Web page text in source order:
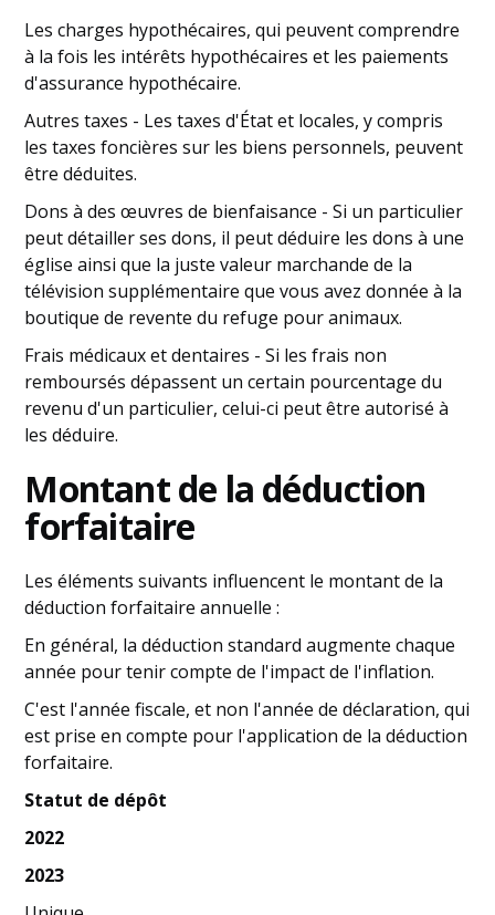
Les charges hypothécaires, qui peuvent comprendre
à la fois les intérêts hypothécaires et les paiements
d'assurance hypothécaire.
Autres taxes - Les taxes d'État et locales, y compris
les taxes foncières sur les biens personnels, peuvent
être déduites.
Dons à des œuvres de bienfaisance - Si un particulier
peut détailler ses dons, il peut déduire les dons à une
église ainsi que la juste valeur marchande de la
télévision supplémentaire que vous avez donnée à la
boutique de revente du refuge pour animaux.
Frais médicaux et dentaires - Si les frais non
remboursés dépassent un certain pourcentage du
revenu d'un particulier, celui-ci peut être autorisé à
les déduire.
Montant de la déduction
forfaitaire
Les éléments suivants influencent le montant de la
déduction forfaitaire annuelle :
En général, la déduction standard augmente chaque
année pour tenir compte de l'impact de l'inflation.
C'est l'année fiscale, et non l'année de déclaration, qui
est prise en compte pour l'application de la déduction
forfaitaire.
Statut de dépôt
2022
2023